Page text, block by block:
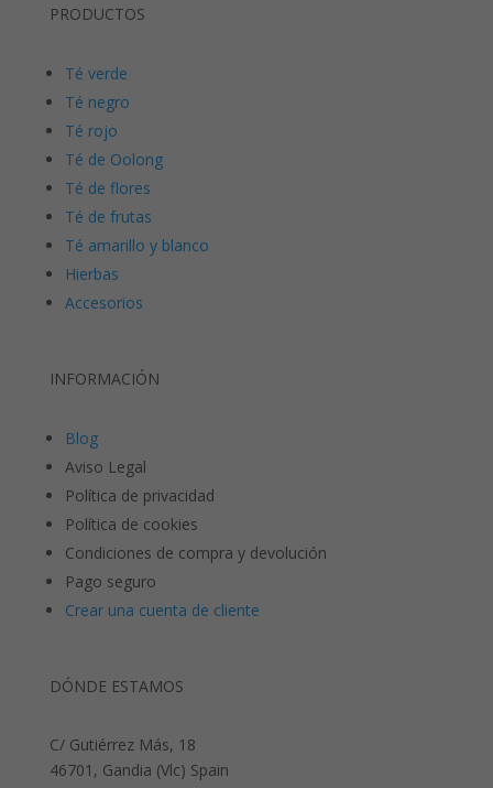
PRODUCTOS
Té verde
Té negro
Té rojo
Té de Oolong
Té de flores
Té de frutas
Té amarillo y blanco
Hierbas
Accesorios
INFORMACIÓN
Blog
Aviso Legal
Política de privacidad
Política de cookies
Condiciones de compra y devolución
Pago seguro
Crear una cuenta de cliente
DÓNDE ESTAMOS
C/ Gutiérrez Más, 18
46701, Gandia (Vlc) Spain